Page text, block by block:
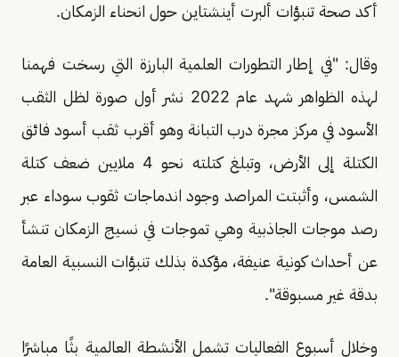
أكد صحة تنبؤات ألبرت أينشتاين حول انحناء الزمكان.
وقال: "في إطار التطورات العلمية البارزة التي رسخت فهمنا
لهذه الظواهر شهد عام 2022 نشر أول صورة لظل الثقب
الأسود في مركز مجرة درب التبانة وهو أقرب ثقب أسود فائق
الكتلة إلى الأرض، وتبلغ كتلته نحو 4 ملايين ضعف كتلة
الشمس، وأثبتت المراصد وجود اندماجات ثقوب سوداء عبر
رصد موجات الجاذبية وهي تموجات في نسيج الزمكان تنشأ
عن أحداث كونية عنيفة، مؤكدة بذلك تنبؤات النسبية العامة
بدقة غير مسبوقة".
وخلال أسبوع الفعاليات تشمل الأنشطة العالمية بثًا مباشرًا